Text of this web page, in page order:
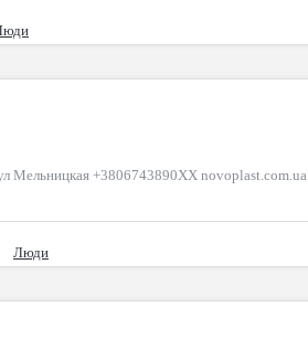
Мельницкая +3806743890XX novoplast.com.ua
Люди